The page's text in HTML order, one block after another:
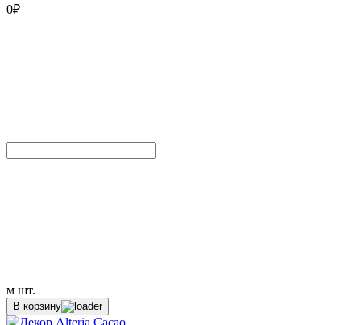
0₽
м шт.
В корзину